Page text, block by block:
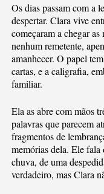
Os dias passam com a
despertar. Clara vive
começaram a chegar
nenhum remetente,
amanhecer. O papel
cartas, e a caligrafia,
familiar.
Ela as abre com mãos
palavras que parecem
fragmentos de
memórias dela. Ele fala
chuva, de uma
verdadeiro, mas Clara